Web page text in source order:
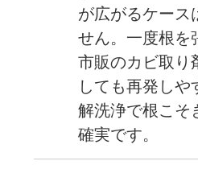
が広がるケース
せん。一度根を
市販のカビ取り
しても再発しや
解洗浄で根こそ
確実です。